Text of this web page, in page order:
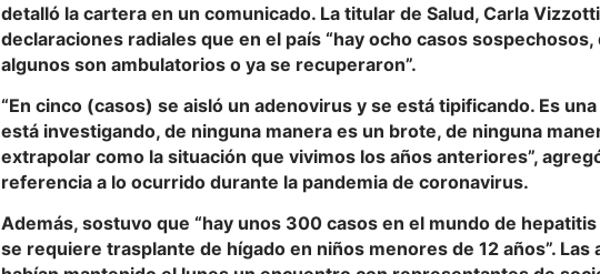
detalló la cartera en un comunicado. La titular de Salud, Carla
declaraciones radiales que en el país “hay ocho casos sospechosos,
algunos son ambulatorios o ya se recuperaron”.
“En cinco (casos) se aisló un adenovirus y se está tipificando. Es
está investigando, de ninguna manera es un brote, de ninguna
extrapolar como la situación que vivimos los años anteriores”,
referencia a lo ocurrido durante la pandemia de coronavirus.
Además, sostuvo que “hay unos 300 casos en el mundo de
se requiere trasplante de hígado en niños menores de 12 años”. Las